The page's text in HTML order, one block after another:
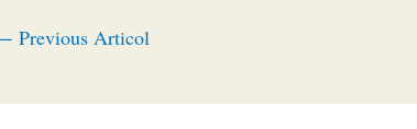
Previous Articol